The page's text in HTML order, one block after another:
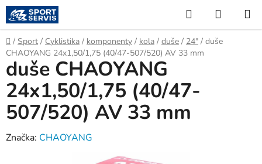
Přejít
na
obsah
Hledat
KOŠÍK
Domů
/ Sport / Cyklistika / komponenty / kola / duše / 24" / duše
CHAOYANG 24x1,50/1,75 (40/47-507/520) AV 33 mm
duše CHAOYANG
24x1,50/1,75 (40/47-
507/520) AV 33 mm
Značka: CHAOYANG